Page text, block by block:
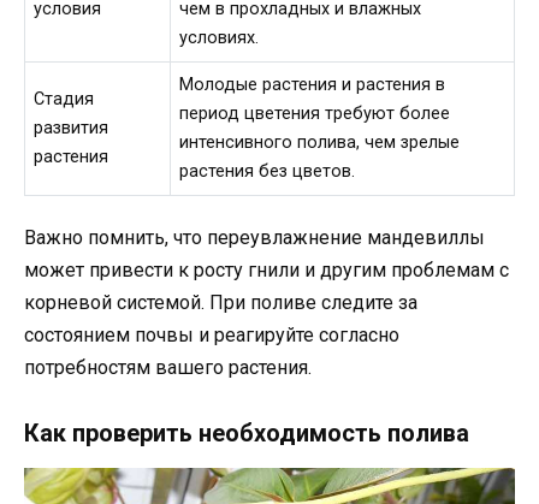
условия
чем в прохладных и влажных
условиях.
Стадия
развития
растения
Молодые растения и растения в
период цветения требуют более
интенсивного полива, чем зрелые
растения без цветов.
Важно помнить, что переувлажнение мандевиллы
может привести к росту гнили и другим проблемам с
корневой системой. При поливе следите за
состоянием почвы и реагируйте согласно
потребностям вашего растения.
Как проверить необходимость полива